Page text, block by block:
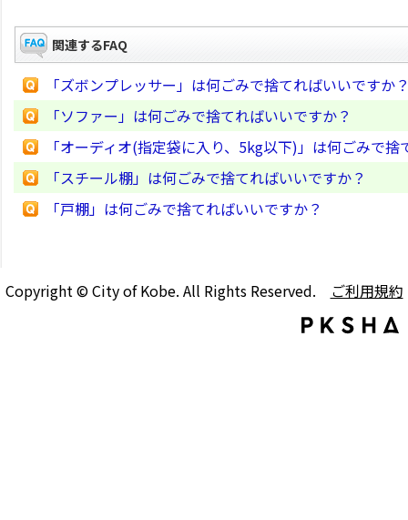
関連するFAQ
「ズボンプレッサー」は何ごみで捨てればいいですか
「ソファー」は何ごみで捨てればいいですか？
「オーディオ(指定袋に入り、5kg以下)」は何ごみで
「スチール棚」は何ごみで捨てればいいですか？
「戸棚」は何ごみで捨てればいいですか？
Copyright © City of Kobe. All Rights Reserved. ご利用規約